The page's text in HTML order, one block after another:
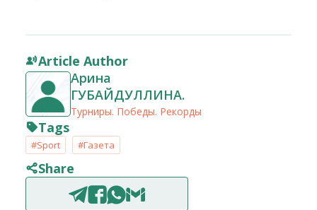
Article Author
Арина
ГУБАЙДУЛЛИНА.
Турниры. Победы. Рекорды
Tags
#Sport #Газета
Share